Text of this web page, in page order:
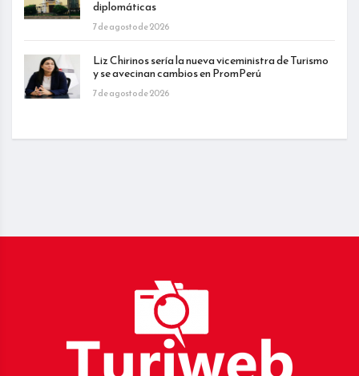
diplomáticas
7 de agosto de 2026
Liz Chirinos sería la nueva viceministra de Turismo
y se avecinan cambios en PromPerú
7 de agosto de 2026